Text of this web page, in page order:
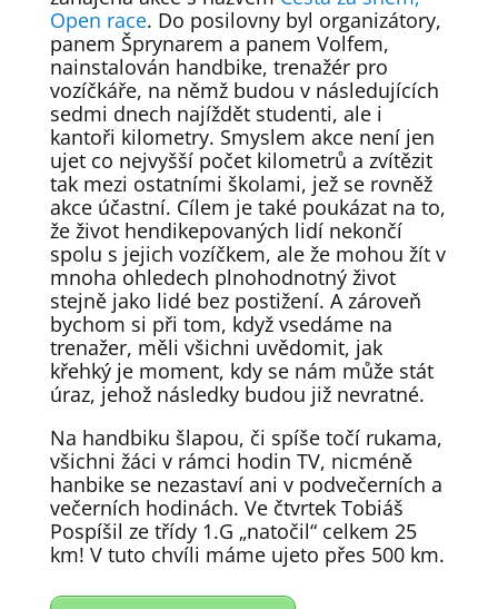
Open race. Do posilovny byl organizátory,
panem Šprynarem a panem Volfem,
nainstalován handbike, trenažér pro
vozíčkáře, na němž budou v následujících
sedmi dnech najíždět studenti, ale i
kantoři kilometry. Smyslem akce není jen
ujet co nejvyšší počet kilometrů a zvítězit
tak mezi ostatními školami, jež se rovněž
akce účastní. Cílem je také poukázat na to,
že život hendikepovaných lidí nekončí
spolu s jejich vozíčkem, ale že mohou žít v
mnoha ohledech plnohodnotný život
stejně jako lidé bez postižení. A zároveň
bychom si při tom, když vsedáme na
trenažer, měli všichni uvědomit, jak
křehký je moment, kdy se nám může stát
úraz, jehož následky budou již nevratné.
Na handbiku šlapou, či spíše točí rukama,
všichni žáci v rámci hodin TV, nicméně
hanbike se nezastaví ani v podvečerních a
večerních hodinách. Ve čtvrtek Tobiáš
Pospíšil ze třídy 1.G „natočil“ celkem 25
km! V tuto chvíli máme ujeto přes 500 km.